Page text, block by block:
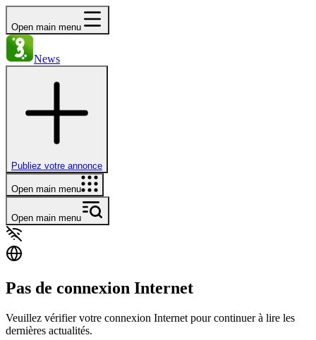
Open main menu
News
Publiez votre annonce
Open main menu
Open main menu
Pas de connexion Internet
Veuillez vérifier votre connexion Internet pour continuer à lire les
dernières actualités.